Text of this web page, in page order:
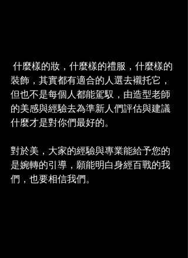
裝飾，其實都有適合的人選去襯托它，
但也不是每個人都能駕馭，由造型老師
的美感與經驗去為準新人們評估與建議
什麼才是對你們最好的。
對於美，大家的經驗與專業能給予您的
是婉轉的引導，願能明白身經百戰的我
們，也要相信我們。